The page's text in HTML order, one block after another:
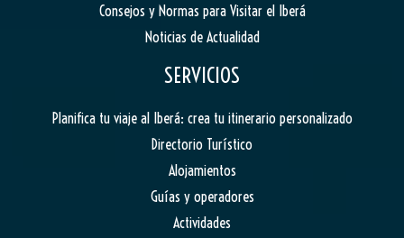
Consejos y Normas para Visitar el Iberá
Noticias de Actualidad
SERVICIOS
Planifica tu viaje al Iberá: crea tu itinerario personalizado
Directorio Turístico
Alojamientos
Guías y operadores
Actividades